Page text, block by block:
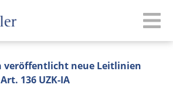
veröffentlicht neue Leitlinien
136 UZK-IA